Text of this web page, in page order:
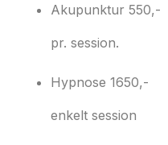
Akupunktur 550,-
pr. session.
Hypnose 1650,-
enkelt session